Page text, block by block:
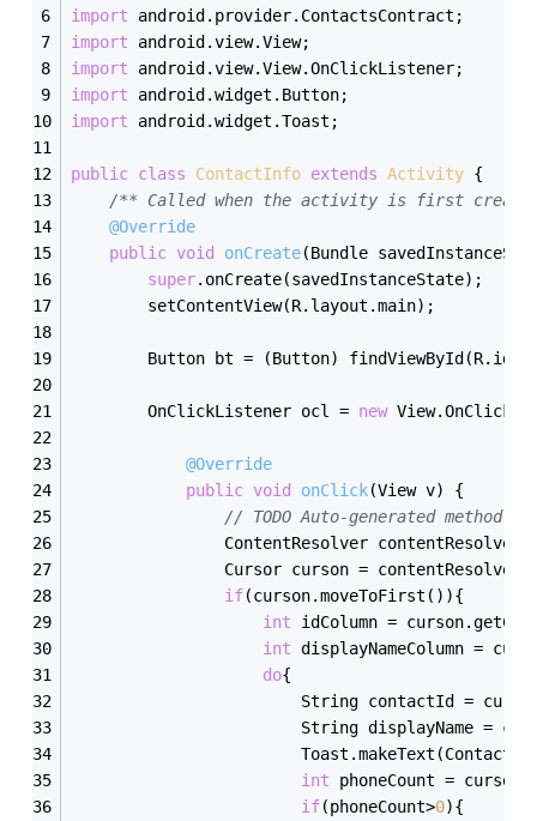
import android.provider.ContactsContract;
import android.view.View;
import android.view.View.OnClickListener;
import android.widget.Button;
import android.widget.Toast;
public class ContactInfo extends Activity {
/** Called when the activity is first
@Override
public void onCreate(Bundle
super.onCreate(savedInstanceState);
        setContentView(R.layout.main);
Button bt = (Button)
        OnClickListener ocl =
new
@Override
public void onClick(View v)
{
// TODO Auto-generated method
ContentResolver
Cursor curson =
if(curson.moveToFirst()){
int idColumn =
int displayNameColumn =
do{
String contactId =
String displayName =
int phoneCount =
if(phoneCount>0){